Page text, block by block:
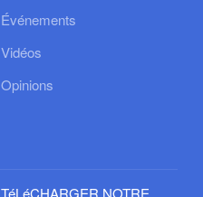
Événements
Vidéos
Opinions
TéLéCHARGER NOTRE